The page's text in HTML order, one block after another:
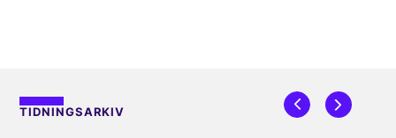
TIDNINGSARKIV